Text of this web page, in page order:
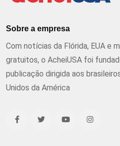
Sobre a empresa
Com notícias da Flórida, EUA e
gratuitos, o AcheiUSA foi
publicação dirigida aos
Unidos da América